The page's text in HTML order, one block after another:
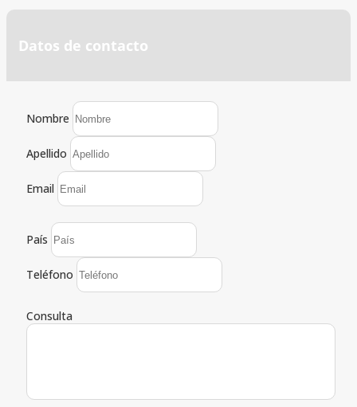
Datos de contacto
Nombre
Apellido
Email
País
Teléfono
Consulta